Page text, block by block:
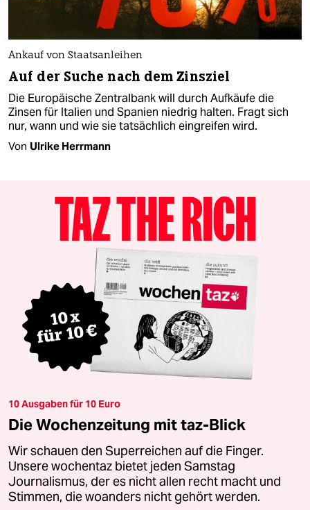
Ankauf von Staatsanleihen
Auf der Suche nach dem Zinsziel
Die Europäische Zentralbank will durch Aufkäufe die
Zinsen für Italien und Spanien niedrig halten. Fragt sich
nur, wann und wie sie tatsächlich eingreifen wird.
Von Ulrike Herrmann
10 Ausgaben für 10 Euro
Die Wochenzeitung mit taz-Blick
Wir schauen den Superreichen auf die Finger.
Unsere wochentaz bietet jeden Samstag
Journalismus, der es nicht allen recht macht und
Stimmen, die woanders nicht gehört werden.